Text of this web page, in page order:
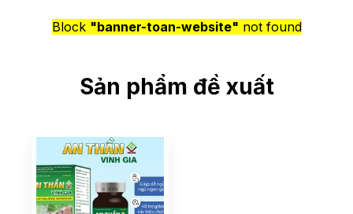
Block "banner-toan-website" not found
Sản phẩm đề xuất